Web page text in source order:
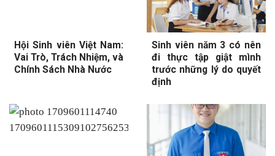
Hội Sinh viên Việt Nam:
Vai Trò, Trách Nhiệm, và
Chính Sách Nhà Nước
Sinh viên năm 3 có nên
đi thực tập giật mình
trước những lý do quyết
định